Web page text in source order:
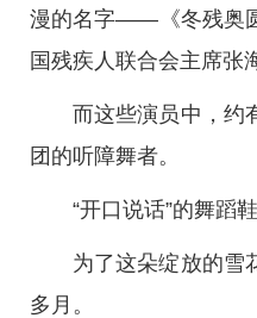
漫的名字——《冬残奥
国残疾人联合会主席张
而这些演员中，约
团的听障舞者。
“开口说话”的舞蹈鞋
为了这朵绽放的雪
多月。